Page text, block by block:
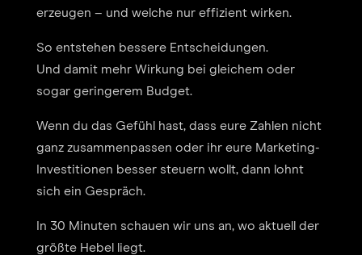
erzeugen – und welche nur effizient wirken.
So entstehen bessere Entscheidungen.
Und damit mehr Wirkung bei gleichem oder
sogar geringerem Budget.
Wenn du das Gefühl hast, dass eure Zahlen nicht
ganz zusammenpassen oder ihr eure Marketing-
Investitionen besser steuern wollt, dann lohnt
sich ein Gespräch.
In 30 Minuten schauen wir uns an, wo aktuell der
größte Hebel liegt.